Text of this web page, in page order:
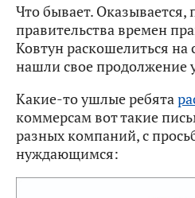
Что бывает. Оказывается,
правительства времен
Ковтун раскошелиться на
нашли свое продолжение
Какие-то ушлые ребята
коммерсам вот такие
разных компаний, с
нуждающимся: